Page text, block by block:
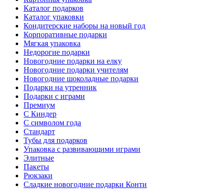
Каталог подарков
Каталог упаковки
Кондитерские наборы на новый год
Корпоративные подарки
Мягкая упаковка
Недорогие подарки
Новогодние подарки на елку
Новогодние подарки учителям
Новогодние шоколадные подарки
Подарки на утренник
Подарки с играми
Премиум
С Киндер
С символом года
Стандарт
Тубы для подарков
Упаковка с развивающими играми
Элитные
Пакеты
Рюкзаки
Сладкие новогодние подарки Конти